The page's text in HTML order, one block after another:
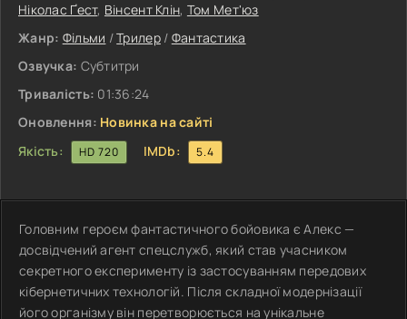
Ніколас Ґест, Вінсент Клін, Том Мет'юз
Жанр: Фільми /Трилер/ Фантастика
Озвучка: Субтитри
Тривалість: 01:36:24
Оновлення: Новинка на сайті
Якість:
HD 720 IMDb: 5.4
Головним героєм фантастичного бойовика є Алекс —
досвідчений агент спецслужб, який став учасником
секретного експерименту із застосуванням передових
кібернетичних технологій. Після складної модернізації
його організму він перетворюється на унікальне